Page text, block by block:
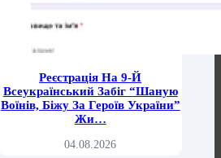
Реєстрація На 9-Й
Всеукраїнський Забіг “Шаную
Воїнів, Біжу За Героїв України”
Жи…
04.08.2026